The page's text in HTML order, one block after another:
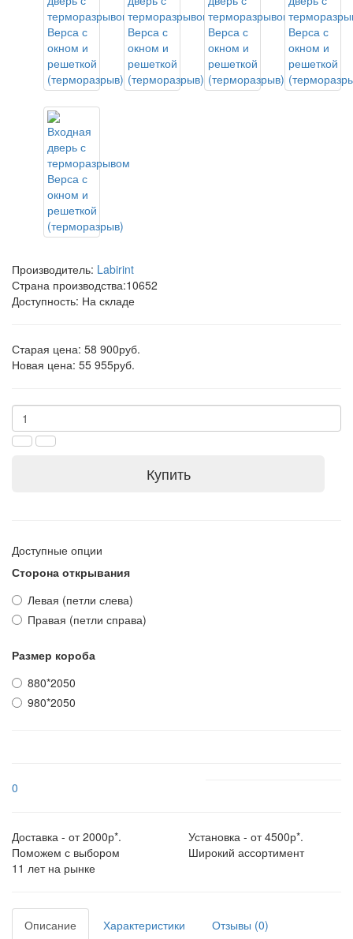
Производитель: Labirint
Страна производства:10652
Доступность: На складе
Старая цена: 58 900руб.
Новая цена: 55 955руб.
Купить
Доступные опции
Сторона открывания
Левая (петли слева)
Правая (петли справа)
Размер короба
880*2050
980*2050
0
Доставка - от 2000р*.
Установка - от 4500р*.
Поможем с выбором
Широкий ассортимент
11 лет на рынке
Описание Характеристики Отзывы (0)